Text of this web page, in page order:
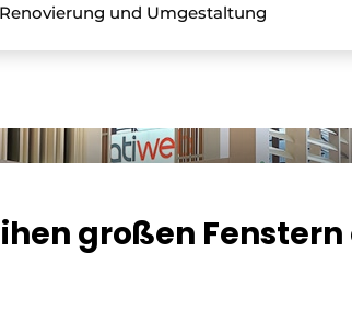
Renovierung und Umgestaltung
großen Fenstern